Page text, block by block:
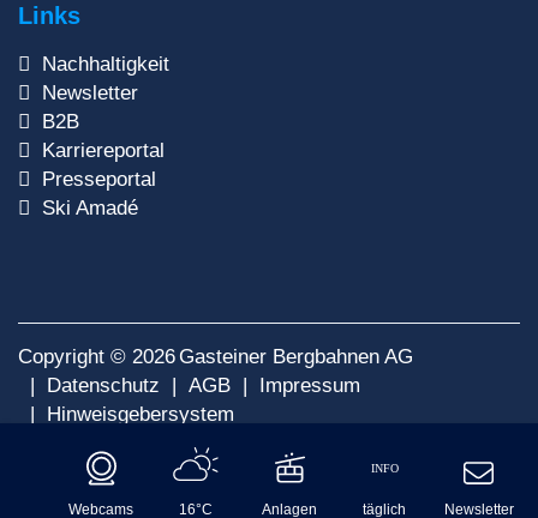
Webcams 16°C Anlagen
INFO
täglich Newsletter
Links
Nachhaltigkeit
Newsletter
B2B
Karriereportal
Presseportal
Ski Amadé
Copyright © 2026Gasteiner Bergbahnen AG
Datenschutz
AGB
Impressum
Hinweisgebersystem